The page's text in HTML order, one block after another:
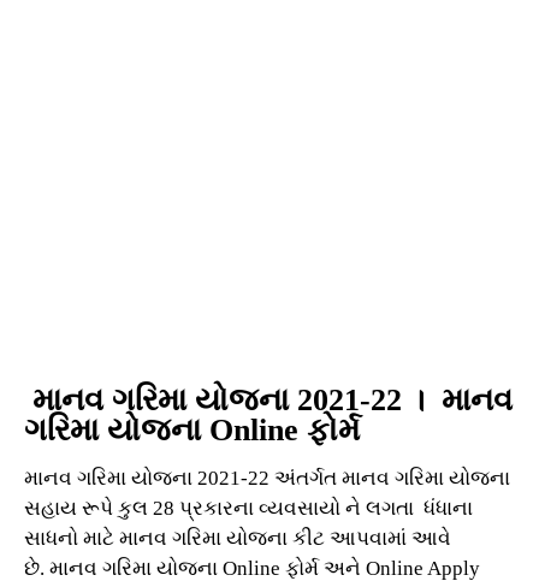
માનવ ગરિમા યોજના 2021-22 । માનવ
ગરિમા યોજના Online ફોર્મ
માનવ ગરિમા યોજના 2021-22 અંતર્ગત માનવ ગરિમા યોજના
સહાય રૂપે કુલ 28 પ્રકારના વ્યવસાયો ને લગતા ધંધાના
સાધનો માટે માનવ ગરિમા યોજના કીટ આપવામાં આવે
છે. માનવ ગરિમા યોજના Online ફોર્મ અને Online Apply